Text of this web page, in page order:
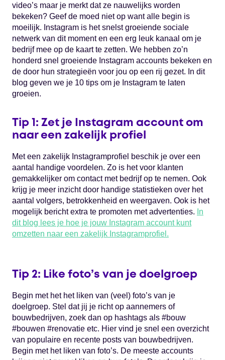
video’s maar je merkt dat ze nauwelijks worden
bekeken? Geef de moed niet op want alle begin is
moeilijk. Instagram is het snelst groeiende sociale
netwerk van dit moment en een erg leuk kanaal om je
bedrijf mee op de kaart te zetten. We hebben zo’n
honderd snel groeiende Instagram accounts bekeken en
de door hun strategieën voor jou op een rij gezet. In dit
blog geven we je 10 tips om je Instagram te laten
groeien.
Tip 1: Zet je Instagram account om
naar een zakelijk profiel
Met een zakelijk Instagramprofiel beschik je over een
aantal handige voordelen. Zo is het voor klanten
gemakkelijker om contact met bedrijf op te nemen. Ook
krijg je meer inzicht door handige statistieken over het
aantal volgers, betrokkenheid en weergaven. Ook is het
mogelijk bericht extra te promoten met advertenties. In
dit blog lees je hoe je jouw Instagram account kunt
omzetten naar een zakelijk Instagramprofiel.
Tip 2: Like foto’s van je doelgroep
Begin met het het liken van (veel) foto’s van je
doelgroep. Stel dat jij je richt op aannemers of
bouwbedrijven, zoek dan op hashtags als #bouw
#bouwen #renovatie etc. Hier vind je snel een overzicht
van populaire en recente posts van bouwbedrijven.
Begin met het liken van foto’s. De meeste accounts